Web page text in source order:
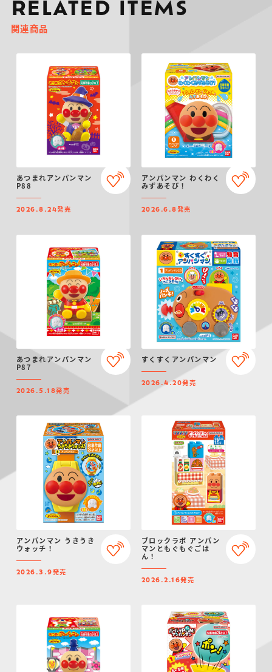
RELATED ITEMS
関連商品
あつまれアンパンマン
P88
2026.8.24発売
アンパンマン わくわく
みずあそび！
2026.6.8発売
あつまれアンパンマン
P87
2026.5.18発売
すくすくアンパンマン
2026.4.20発売
アンパンマン うきうき
ウォッチ！
2026.3.9発売
ブロックラボ アンパン
マンともぐもぐごは
ん！
2026.2.16発売